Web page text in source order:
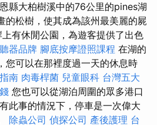
縣大柏樹溪中的76公里的pines湖
的松樹，使其成為該州最美麗的屍
上有休閒公園，為遊客提供了出色
器品牌 腳底按摩證照課程 在湖的
您可以在那裡度過一天的休息時
南 肉毒桿菌 兒童眼科 台灣五大
您也可以從湖泊周圍的眾多港口
此事的情況下，停車是一次偉大
除蟲公司 偵探公司 產後護理 台